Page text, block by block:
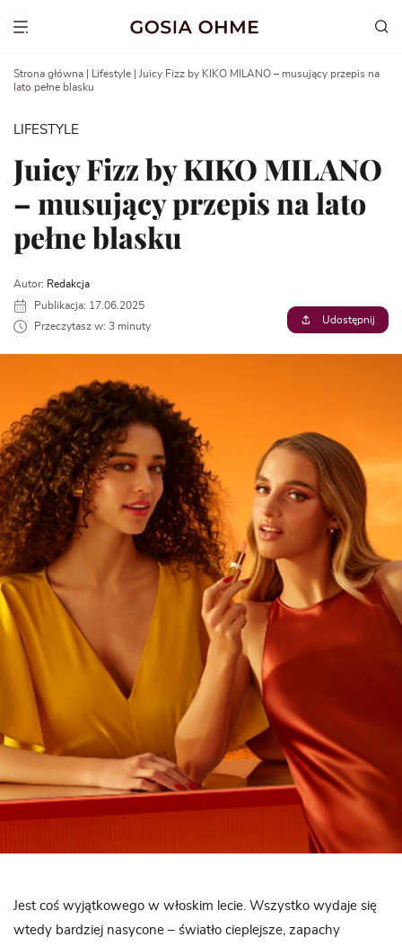
Show menu
Strona główna Lifestyle
Juicy Fizz by KIKO MILANO – musujący przepis na
lato pełne blasku
LIFESTYLE
Juicy Fizz by KIKO MILANO
– musujący przepis na lato
pełne blasku
Autor: Redakcja
Publikacja: 17.06.2025
Przeczytasz w: 3 minuty
Udostępnij
Jest coś wyjątkowego w włoskim lecie. Wszystko wydaje się
wtedy bardziej nasycone – światło cieplejsze, zapachy